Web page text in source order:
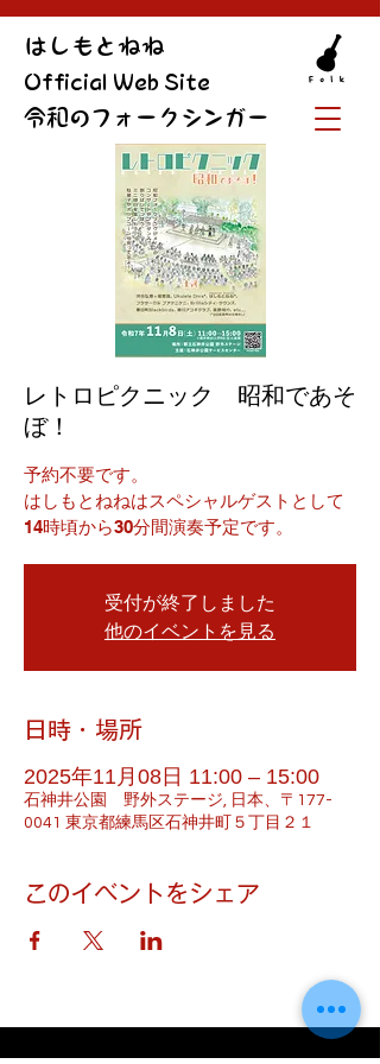
令和のフォークシンガー
​はしもとねね
Official Web Site
レトロピクニック 昭和であそ
ぼ！
予約不要です。
はしもとねねはスペシャルゲストとして
14時頃から30分間演奏予定です。
受付が終了しました
他のイベントを見る
日時・場所
2025年11月08日 11:00 – 15:00
石神井公園 野外ステージ, 日本、〒177-
0041 東京都練馬区石神井町５丁目２１
このイベントをシェア